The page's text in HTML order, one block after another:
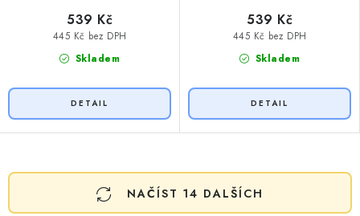
Skladem
445 Kč bez DPH
539 Kč
Skladem
445 Kč bez DPH
539 Kč
O
v
NAČÍST 14 DALŠÍCH